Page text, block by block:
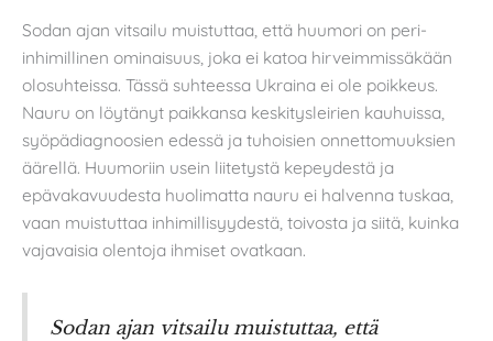
Sodan ajan vitsailu muistuttaa, että huumori on peri-
inhimillinen ominaisuus, joka ei katoa hirveimmissäkään
olosuhteissa. Tässä suhteessa Ukraina ei ole poikkeus.
Nauru on löytänyt paikkansa keskitysleirien kauhuissa,
syöpädiagnoosien edessä ja tuhoisien onnettomuuksien
äärellä. Huumoriin usein liitetystä kepeydestä ja
epävakavuudesta huolimatta nauru ei halvenna tuskaa,
vaan muistuttaa inhimillisyydestä, toivosta ja siitä, kuinka
vajavaisia olentoja ihmiset ovatkaan.
Sodan ajan vitsailu muistuttaa, että